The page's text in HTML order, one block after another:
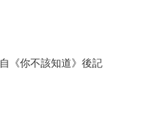
《你不該知道》後記